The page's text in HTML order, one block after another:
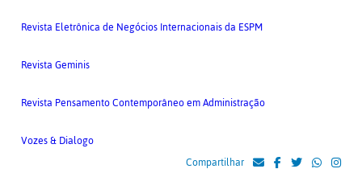
Revista Eletrônica de Negócios Internacionais da ESPM
Revista Geminis
Revista Pensamento Contemporâneo em Administração
Vozes & Dialogo
Compartilhar